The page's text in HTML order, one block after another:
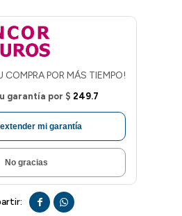
COMPRA POR MÁS TIEMPO!
garantía por $ 249.7
mi garantía
No gracias
 